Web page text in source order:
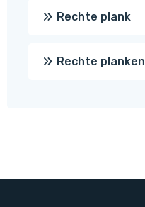
Rechte plank
Rechte planken